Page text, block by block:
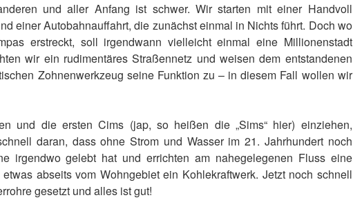
und aller Anfang ist schwer. Wir starten mit einer Handvoll
einer Autobahnauffahrt, die zunächst einmal in Nichts führt. Doch wo
erstreckt, soll irgendwann vielleicht einmal eine Millionenstadt
wir ein rudimentäres Straßennetz und weisen dem entstandenen
Zohnenwerkzeug seine Funktion zu – in diesem Fall wollen wir
und die ersten Cims (jap, so heißen die „Sims“ hier) einziehen,
daran, dass ohne Strom und Wasser im 21. Jahrhundert noch
irgendwo gelebt hat und errichten am nahegelegenen Fluss eine
abseits vom Wohngebiet ein Kohlekraftwerk. Jetzt noch schnell
gesetzt und alles ist gut!